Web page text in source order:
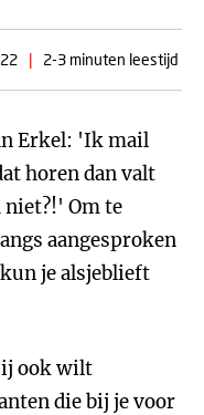
| 2-3 minuten leestijd
Erkel: 'Ik mail
horen dan valt
niet?!' Om te
aangesproken
je alsjeblieft
ook wilt
die bij je voor